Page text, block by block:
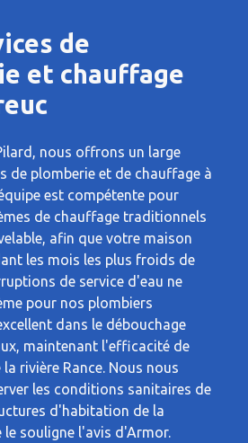
de
et chauffage
nous offrons un large
de plomberie et de chauffage à
est compétente pour
de chauffage traditionnels
afin que votre maison
les mois les plus froids de
de service d'eau ne
pour nos plombiers
dans le débouchage
maintenant l'efficacité de
rivière Rance. Nous nous
les conditions sanitaires de
d'habitation de la
le souligne l'avis d'Armor.